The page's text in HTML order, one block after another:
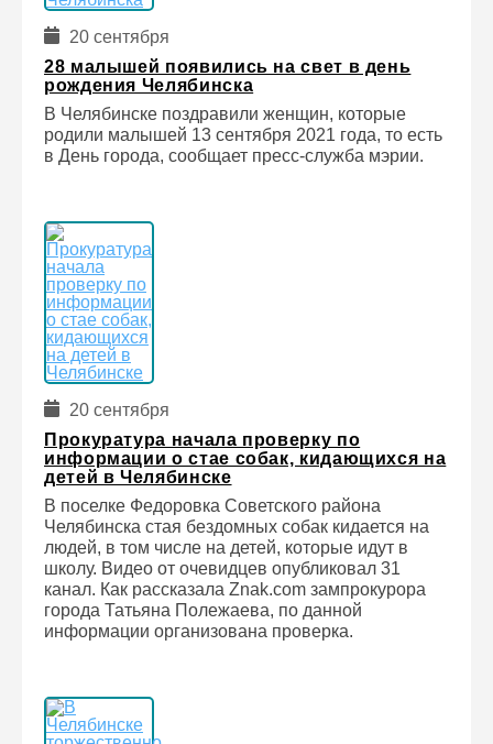
20 сентября
28 малышей появились на свет в день
рождения Челябинска
В Челябинске поздравили женщин, которые
родили малышей 13 сентября 2021 года, то есть
в День города, сообщает пресс-служба мэрии.
20 сентября
Прокуратура начала проверку по
информации о стае собак, кидающихся на
детей в Челябинске
В поселке Федоровка Советского района
Челябинска стая бездомных собак кидается на
людей, в том числе на детей, которые идут в
школу. Видео от очевидцев опубликовал 31
канал. Как рассказала Znak.com зампрокурора
города Татьяна Полежаева, по данной
информации организована проверка.